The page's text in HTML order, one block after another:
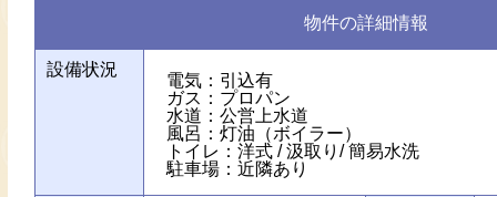
物件の詳細情報
設備状況
電気：引込有
ガス：プロパン
水道：公営上水道
風呂：灯油（ボイラー）
トイレ：洋式 / 汲取り/ 簡易水洗
駐車場：近隣あり